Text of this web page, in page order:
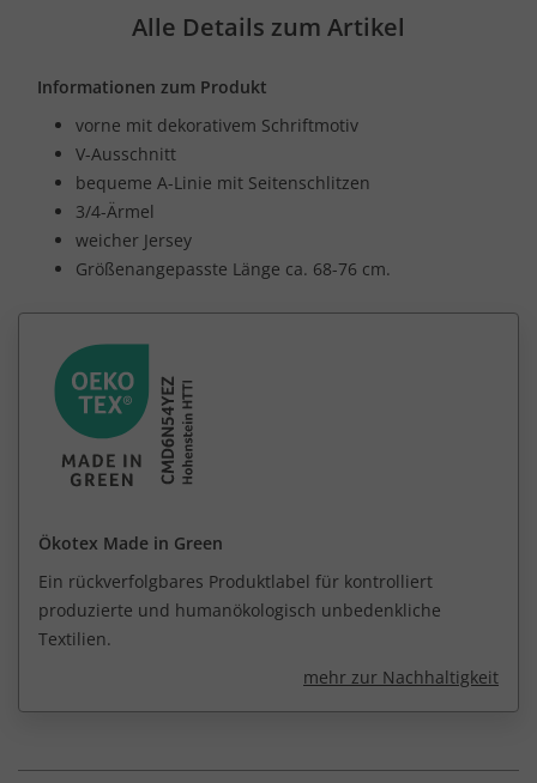
Alle Details zum Artikel
Informationen zum Produkt
vorne mit dekorativem Schriftmotiv
V-Ausschnitt
bequeme A-Linie mit Seitenschlitzen
3/4-Ärmel
weicher Jersey
Größenangepasste Länge ca. 68-76 cm.
Ökotex Made in Green
Ein rückverfolgbares Produktlabel für kontrolliert
produzierte und humanökologisch unbedenkliche
Textilien.
mehr zur Nachhaltigkeit